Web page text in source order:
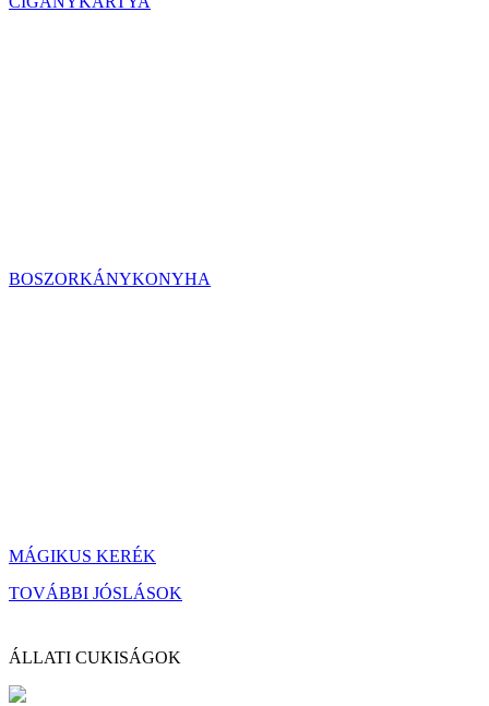
BOSZORKÁNYKONYHA
MÁGIKUS KERÉK
TOVÁBBI JÓSLÁSOK
ÁLLATI CUKISÁGOK